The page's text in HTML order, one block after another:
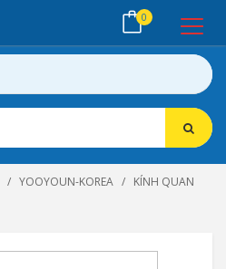
0
YOOYOUN-KOREA
KÍNH QUAN